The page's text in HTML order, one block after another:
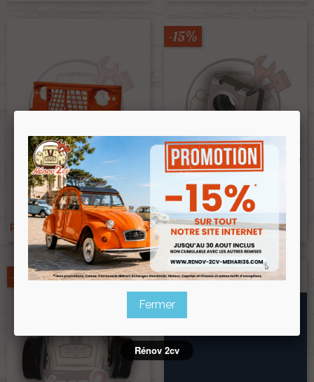
Face Avant Méhari Ancien
Modèle ORANGE
Ref :004012ORANGE/AM
Prix public :192,00 €
Prix club Renov 2cv:178,56 €
Ecrou Cage Pour Support De
Siège Méhari M8
Ref :003619
0,50 €
Prix public :0,43 €
Prix clubRenov 2cv:0,43 €
-15%
-15% -15%
Fermer
Rénov 2cv